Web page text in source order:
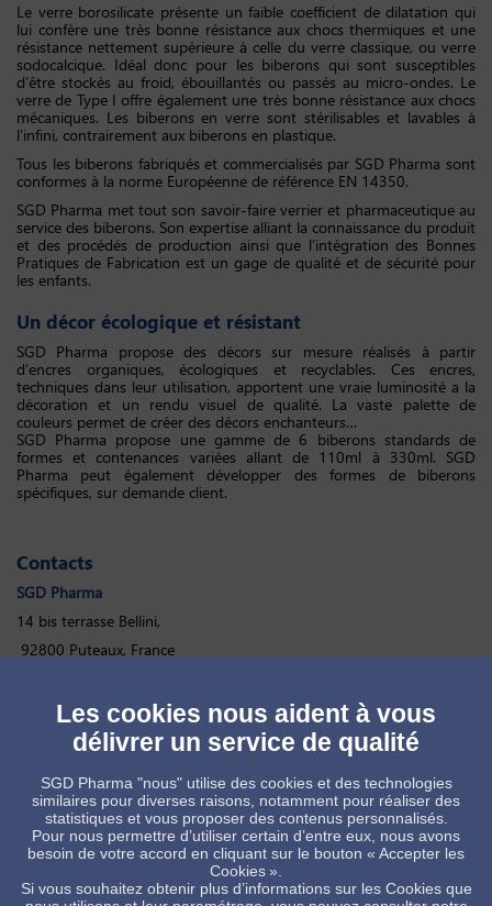
Le verre borosilicate présente un faible coefficient de dilatation qui
lui confère une très bonne résistance aux chocs thermiques et une
résistance nettement supérieure à celle du verre classique, ou verre
sodocalcique. Idéal donc pour les biberons qui sont susceptibles
d’être stockés au froid, ébouillantés ou passés au micro-ondes. Le
verre de Type I offre également une très bonne résistance aux chocs
mécaniques. Les biberons en verre sont stérilisables et lavables à
l’infini, contrairement aux biberons en plastique.
Tous les biberons fabriqués et commercialisés par SGD Pharma sont
conformes à la norme Européenne de référence EN 14350.
SGD Pharma met tout son savoir-faire verrier et pharmaceutique au
service des biberons. Son expertise alliant la connaissance du produit
et des procédés de production ainsi que l’intégration des Bonnes
Pratiques de Fabrication est un gage de qualité et de sécurité pour
les enfants.
Un décor écologique et résistant
SGD Pharma propose des décors sur mesure réalisés à partir
d’encres organiques, écologiques et recyclables. Ces encres,
techniques dans leur utilisation, apportent une vraie luminosité a la
décoration et un rendu visuel de qualité. La vaste palette de
couleurs permet de créer des décors enchanteurs…
SGD Pharma propose une gamme de 6 biberons standards de
formes et contenances variées allant de 110ml à 330ml. SGD
Pharma peut également développer des formes de biberons
spécifiques, sur demande client.
Contacts
SGD Pharma
14 bis terrasse Bellini,
92800 Puteaux, France
Relation presse
06.65.59.84.20
Marketing & Communication SGD Pharma
Jean-Pascal Marquié–jean-pascal.marquie@sgdgroup.com
Les cookies nous aident à vous
délivrer un service de qualité
SGD Pharma "nous" utilise des cookies et des technologies
similaires pour diverses raisons, notamment pour réaliser des
statistiques et vous proposer des contenus personnalisés.
Pour nous permettre d’utiliser certain d’entre eux, nous avons
besoin de votre accord en cliquant sur le bouton « Accepter les
Cookies ».
Si vous souhaitez obtenir plus d’informations sur les Cookies que